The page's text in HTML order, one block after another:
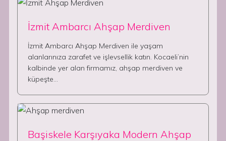
İzmit Ambarcı Ahşap Merdiven
İzmit Ambarcı Ahşap Merdiven ile yaşam
alanlarınıza zarafet ve işlevsellik katın. Kocaeli’nin
kalbinde yer alan firmamız, ahşap merdiven ve
küpeşte…
Başiskele Karşıyaka Modern Ahşap